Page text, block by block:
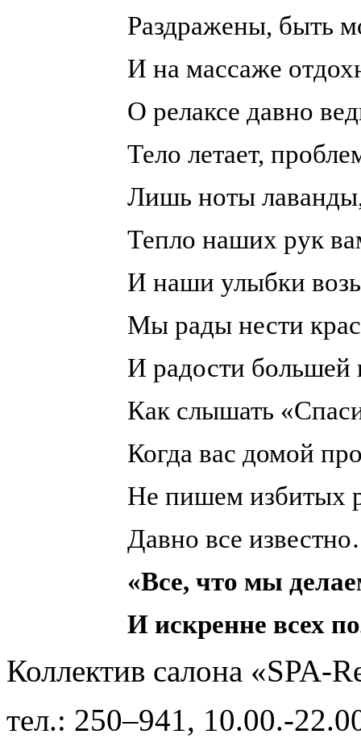
Раздражены, быть
И на массаже
О релаксе давно
Тело летает,
Лишь ноты
Тепло наших рук
И наши улыбки
Мы рады нести
И радости большей
Как слышать
Когда вас домой
Не пишем избитых
Давно все
«Все, что мы
И искренне всех
Коллектив салона «SPA-
тел.: 250–941, 10.00.-